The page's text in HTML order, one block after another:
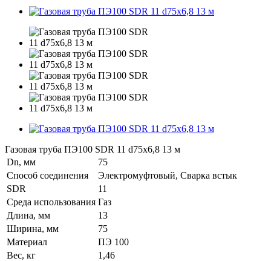
Газовая труба ПЭ100 SDR 11 d75х6,8 13 м
Dn, мм
75
Способ соединения
Электромуфтовый, Сварка встык
SDR
11
Среда использования Газ
Длина, мм
13
Ширина, мм
75
Материал
ПЭ 100
Вес, кг
1,46